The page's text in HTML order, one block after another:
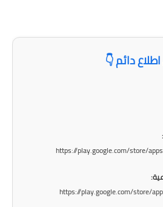
اسئلة وزارية
المرحلة الابتدائية
دائم 👇
https://play.google.com/store/
https://play.google.com/store/